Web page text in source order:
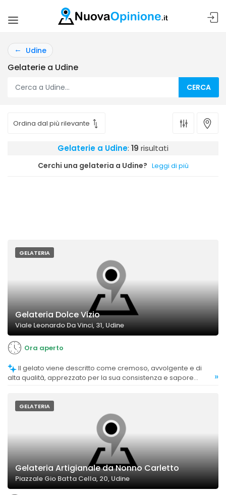
Udine
Gelaterie a Udine
CERCA
Gelaterie a Udine: 19 risultati
Cerchi una gelateria a Udine? Leggi di più
GELATERIA
Gelateria Dolce Vizio
Viale Leonardo Da Vinci, 31, Udine
Ora aperto
alta qualità, apprezzato per la sua consistenza e sapore
»
GELATERIA
Gelateria Artigianale da Nonno Carletto
Piazzale Gio Batta Cella, 20, Udine